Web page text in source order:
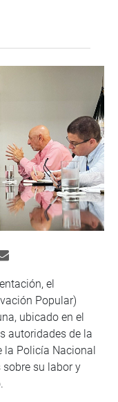
el
Popular)
ubicado en el
autoridades de la
la Policía Nacional
sobre su labor y